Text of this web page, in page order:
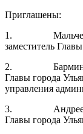
Приглашены:
1. Мальченков
заместитель
2. Бармин
Главы города
управления
3. Андреев
Главы города